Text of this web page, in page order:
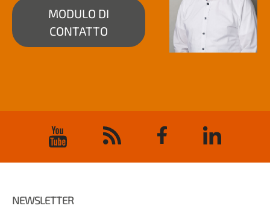
MODULO DI
CONTATTO
NEWSLETTER